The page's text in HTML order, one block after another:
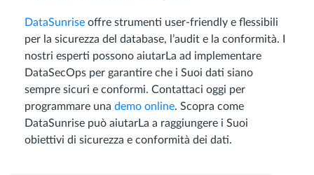
DataSunrise offre strumenti user-friendly e flessibili
per la sicurezza del database, l’audit e la conformità. I
nostri esperti possono aiutarLa ad implementare
DataSecOps per garantire che i Suoi dati siano
sempre sicuri e conformi. Contattaci oggi per
programmare una demo online. Scopra come
DataSunrise può aiutarLa a raggiungere i Suoi
obiettivi di sicurezza e conformità dei dati.